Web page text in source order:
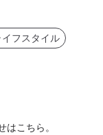
イフスタイル
こちら。